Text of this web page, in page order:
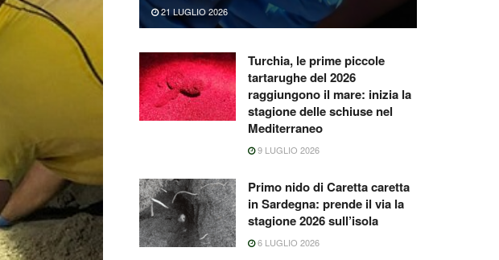
21 LUGLIO 2026
Turchia, le prime piccole
tartarughe del 2026
raggiungono il mare: inizia la
stagione delle schiuse nel
Mediterraneo
9 LUGLIO 2026
Primo nido di Caretta caretta
in Sardegna: prende il via la
stagione 2026 sull’isola
6 LUGLIO 2026